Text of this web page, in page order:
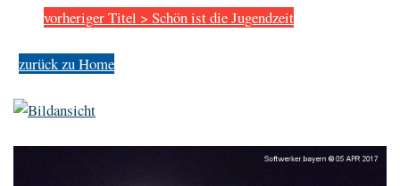
vorheriger Titel > Schön ist die Jugendzeit
zurück zu Home